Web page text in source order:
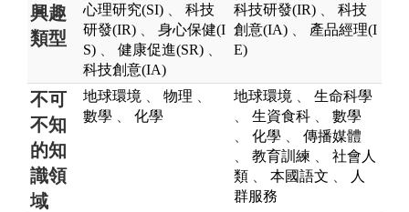
興趣
類型
心理研究(SI)
科技
研發(IR)
身心保健(I
S)
健康促進(SR)
科技創意(IA)
科技研發(IR)
科技
創意(IA)
產品經理(I
E)
不可
不知
的知
識領
域
地球環境 物理
數學
化學
地球環境
生命科學
生資食科
數學
化學
傳播媒體
教育訓練
社會人
類
本國語文
人
群服務